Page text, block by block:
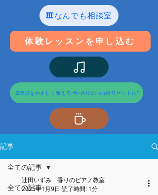
🎹なんでも相談室
体験レッスンを申し込む
脳疲労をやさしく整える 音×香りの“0.2秒リセット法”
記事
全ての記事
全ての記事
辻田いずみ 香りのピアノ教室
2025年1月9日 読了時間: 1分